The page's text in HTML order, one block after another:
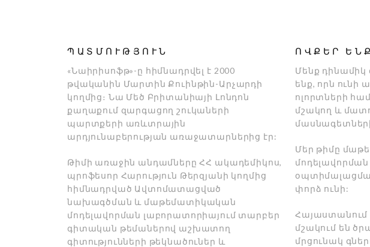
ՊԱՏՄՈՒԹՅՈՒՆ
«Նաիրիսոֆթ»-ը հիմնադրվել է 2000
թվականին Մարտին Քուինթին-Արչարդի
կողմից։ Նա Մեծ Բրիտանիայի Լոնդոն
քաղաքում զարգացող շուկաների
պարտքերի առևտրային
արդյունաբերության առաջատարներից էր:
Թիմի առաջին անդամները ՀՀ ակադեմիկոս,
պրոֆեսոր Հարություն Թերզյանի կողմից
հիմնադրված Ավտոմատացված
նախագծման և մաթեմատիկական
մոդելավորման լաբորատորիայում տարբեր
գիտական թեմաներով աշխատող
գիտությունների թեկնածուներ և
ՈՎՔԵՐ
Մենք դինամիկ
ենք, որն ունի
ոլորտների
մշակող և
Մեր թիմը
փորձ ունի:
Հայաստանում
մշակում են
մրցունակ